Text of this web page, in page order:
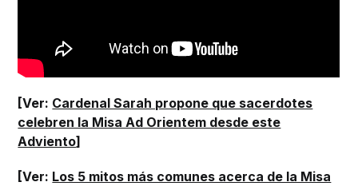
[Ver: Cardenal Sarah propone que sacerdotes
celebren la Misa Ad Orientem desde este
Adviento]
[Ver: Los 5 mitos más comunes acerca de la Misa